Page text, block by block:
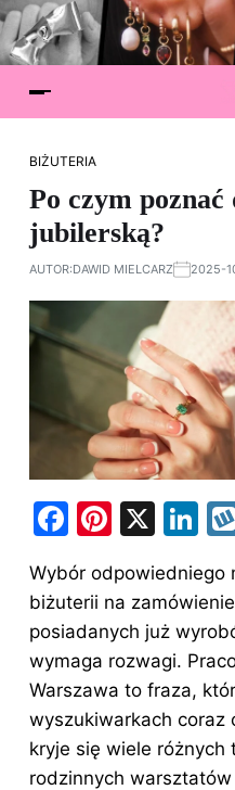
BIŻUTERIA
Po czym
jubilerską?
AUTOR:DAWID MIELCARZ 2025-
F
a
c
e
b
o
o
k
Pi
er
e
st
X
Li
k
e
dI
n
Wybór odpowiedniego
biżuterii na
posiadanych już
wymaga rozwagi.
Warszawa to fraza,
wyszukiwarkach coraz
kryje się wiele różnych
rodzinnych